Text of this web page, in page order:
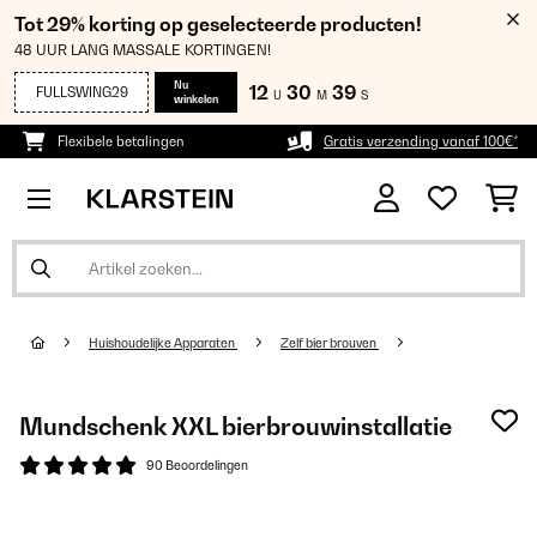
Tot 29% korting op geselecteerde producten!
48 UUR LANG MASSALE KORTINGEN!
FULLSWING29
Nu
winkelen
12 U 30 M 39 S
Flexibele betalingen Gratis verzending vanaf 100€*
Huishoudelijke Apparaten Zelf bier brouven
Mundschenk XXL bierbrouwinstallatie
90 Beoordelingen